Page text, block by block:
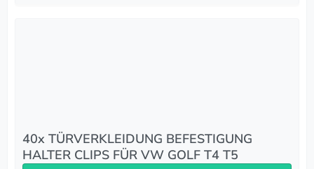
40x TÜRVERKLEIDUNG BEFESTIGUNG
HALTER CLIPS FÜR VW GOLF T4 T5